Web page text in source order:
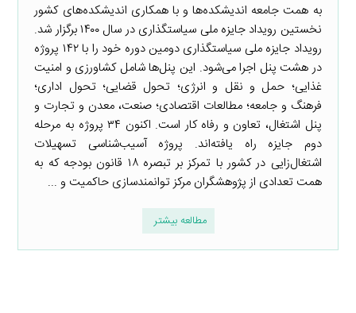
به همت جامعه اندیشکده‌ها و با همکاری اندیشکده‌های کشور
نخستین رویداد جایزه ملی سیاستگذاری در سال ۱۴۰۰ برگزار شد.
رویداد جایزه ملی سیاستگذاری دومین دوره خود را با ۱۴۲ پروژه
در هشت پنل اجرا می‌شود. این پنل‌ها شامل کشاورزی و امنیت
غذایی؛ حمل و نقل و انرژی؛‌ تحول قضایی؛ تحول اداری؛‌
فرهنگ و جامعه؛‌ مطالعات اقتصادی؛ صنعت، معدن و تجارت و
پنل اشتغال، تعاون و رفاه کار است. اکنون ۳۴ پروژه به مرحله
دوم جایزه راه یافته‌اند. پروژه آسیب‌شناسی تسهیلات
اشتغال‌زایی در کشور با تمرکز بر تبصره ۱۸ قانون بودجه که به
همت تعدادی از پژوهشگران مرکز توانمندسازی حاکمیت و ...
مطالعه بیشتر